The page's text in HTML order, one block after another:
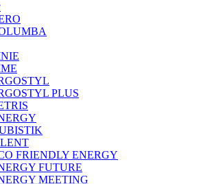
PLUS
FRIENDLY ENERGY
FUTURE
MEETING